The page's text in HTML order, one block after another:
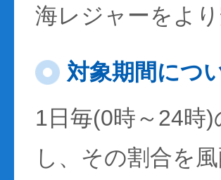
海レジャーをよ
対象期間につ
1日毎(0時～24時
し、その割合を